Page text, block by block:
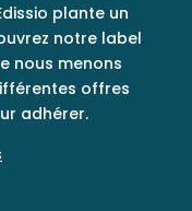
plante un
notre label
nous menons
offres
adhérer.